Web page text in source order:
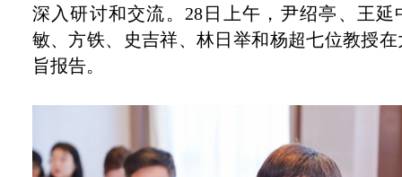
深入研讨和交流。28 日上午，尹绍亭、王延
敏、方铁、史吉祥、林日举和杨超七位教授
旨报告。